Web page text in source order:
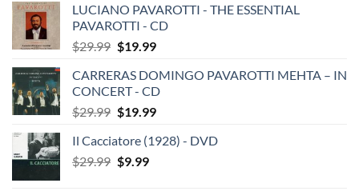
LUCIANO PAVAROTTI - THE ESSENTIAL
PAVAROTTI - CD
$29.99 Original
was:
$29.99.
$19.99Current
is:
$19.99.
CARRERAS DOMINGO PAVAROTTI MEHTA – IN
CONCERT - CD
$29.99 Original
was:
$29.99.
$19.99Current
is:
Il Cacciatore (1928) - DVD
$29.99 Original
$9.99Current